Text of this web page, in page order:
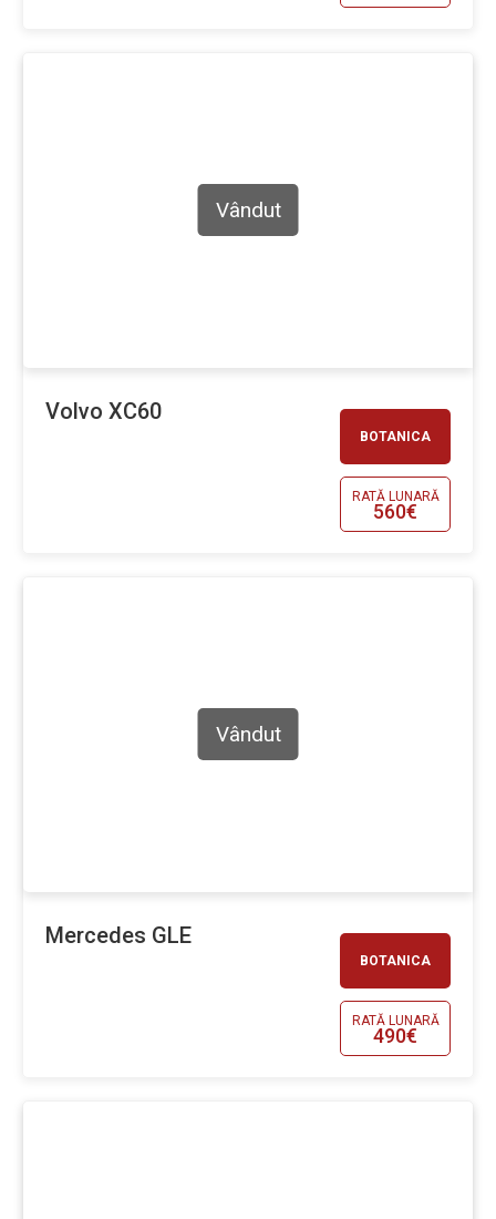
BOTANICA
RATĂ LUNARĂ
560€
Vândut
Volvo XC60
BOTANICA
RATĂ LUNARĂ
490€
Vândut
Mercedes GLE